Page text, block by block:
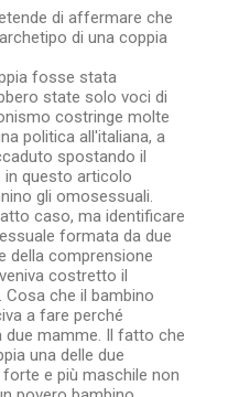
di affermare che
di una coppia
fosse stata
state solo voci di
costringe molte
politica all'italiana, a
spostando il
questo articolo
gli omosessuali.
caso, ma identificare
formata da due
della comprensione
costretto il
Cosa che il bambino
a fare perché
due mamme. Il fatto che
una delle due
e più maschile non